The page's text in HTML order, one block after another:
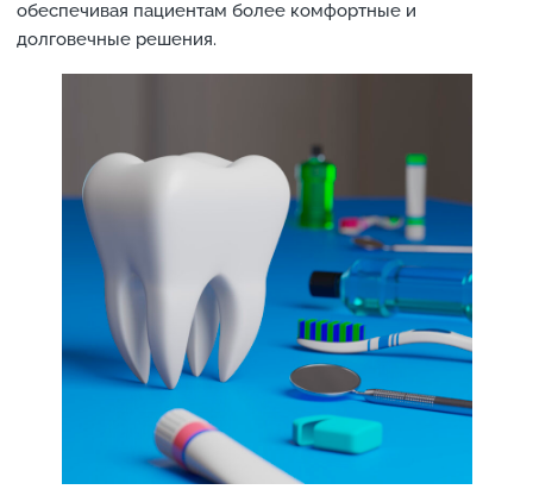
обеспечивая пациентам более комфортные и
долговечные решения.